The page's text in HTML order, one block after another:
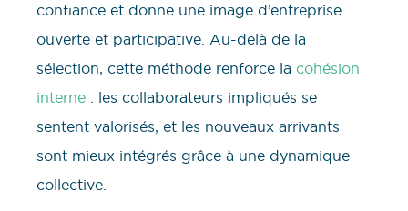
confiance et donne une image d’entreprise
ouverte et participative. Au-delà de la
sélection, cette méthode renforce la cohésion
interne : les collaborateurs impliqués se
sentent valorisés, et les nouveaux arrivants
sont mieux intégrés grâce à une dynamique
collective.